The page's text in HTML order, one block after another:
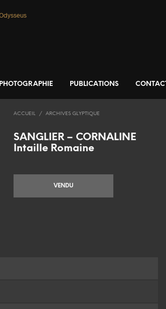
PHOTOGRAPHIE PUBLICATIONS CONTACT
ACCUEIL / ARCHIVES GLYPTIQUE
SANGLIER – CORNALINE
Intaille Romaine
VENDU